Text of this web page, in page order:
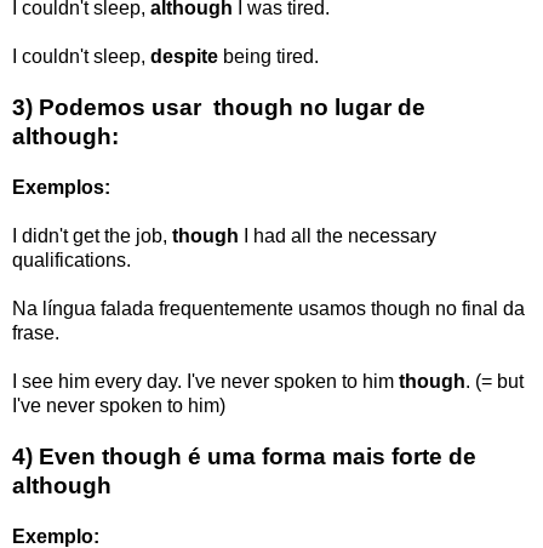
I couldn't sleep, although I was tired.
I couldn't sleep, despite being tired.
3) Podemos usar though no lugar de
although:
Exemplos:
I didn't get the job, though I had all the necessary
qualifications.
Na língua falada frequentemente usamos though no final da
frase.
I see him every day. I've never spoken to him though. (= but
I've never spoken to him)
4) Even though é uma forma mais forte de
although
Exemplo: